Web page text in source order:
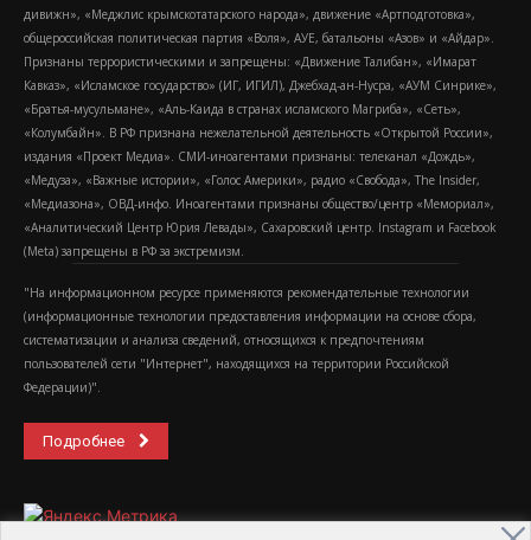
дивижн», «Меджлис крымскотатарского народа», движение «Артподготовка»,
общероссийская политическая партия «Воля», АУЕ, батальоны «Азов» и «Айдар».
Признаны террористическими и запрещены: «Движение Талибан», «Имарат
Кавказ», «Исламское государство» (ИГ, ИГИЛ), Джебхад-ан-Нусра, «АУМ Синрике»,
«Братья-мусульмане», «Аль-Каида в странах исламского Магриба», «Сеть»,
«Колумбайн». В РФ признана нежелательной деятельность «Открытой России»,
издания «Проект Медиа». СМИ-иноагентами признаны: телеканал «Дождь»,
«Медуза», «Важные истории», «Голос Америки», радио «Свобода», The Insider,
«Медиазона», ОВД-инфо. Иноагентами признаны общество/центр «Мемориал»,
«Аналитический Центр Юрия Левады», Сахаровский центр. Instagram и Facebook
(Metа) запрещены в РФ за экстремизм.
"На информационном ресурсе применяются рекомендательные технологии
(информационные технологии предоставления информации на основе сбора,
систематизации и анализа сведений, относящихся к предпочтениям
пользователей сети "Интернет", находящихся на территории Российской
Федерации)".
Подробнее